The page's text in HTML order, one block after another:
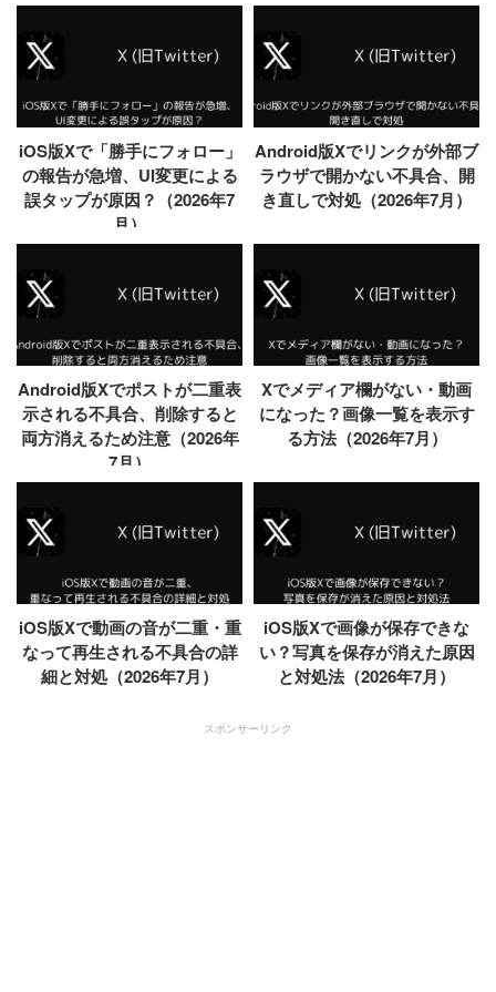
iOS版Xで「勝手にフォロー」
の報告が急増、UI変更による
誤タップが原因？（2026年7
月）
Android版Xでリンクが外部ブ
ラウザで開かない不具合、開
き直しで対処（2026年7月）
Android版Xでポストが二重表
示される不具合、削除すると
両方消えるため注意（2026年
7月）
Xでメディア欄がない・動画
になった？画像一覧を表示す
る方法（2026年7月）
iOS版Xで動画の音が二重・重
なって再生される不具合の詳
細と対処（2026年7月）
iOS版Xで画像が保存できな
い？写真を保存が消えた原因
と対処法（2026年7月）
スポンサーリンク